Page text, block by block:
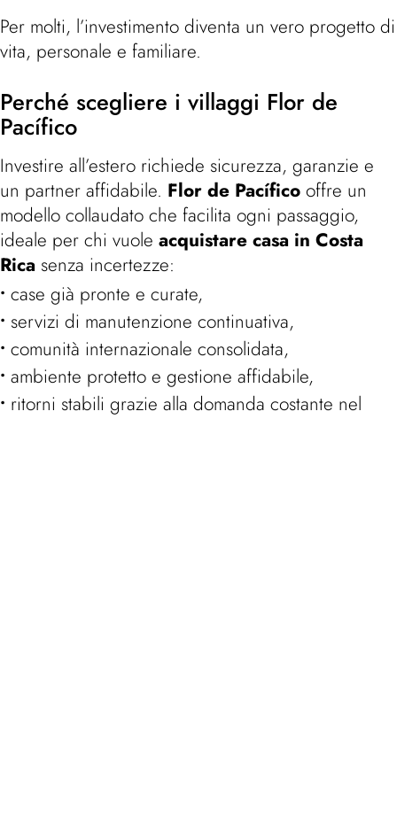
Per molti, l’investimento diventa un vero progetto di
vita, personale e familiare.
Perché scegliere i villaggi Flor de
Pacífico
Investire all’estero richiede sicurezza, garanzie e
un partner affidabile. Flor de Pacífico offre un
modello collaudato che facilita ogni passaggio,
ideale per chi vuole acquistare casa in Costa
Rica senza incertezze:
case già pronte e curate,
servizi di manutenzione continuativa,
comunità internazionale consolidata,
ambiente protetto e gestione affidabile,
ritorni stabili grazie alla domanda costante nel